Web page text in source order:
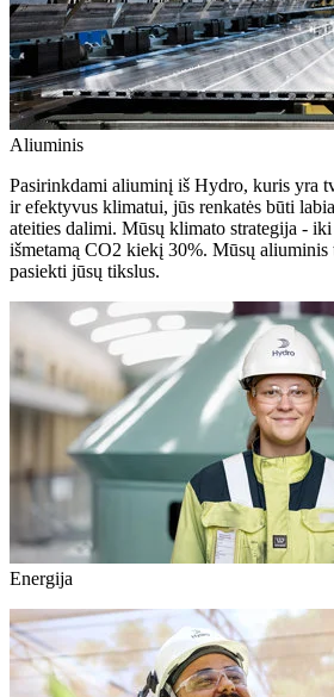
Aliuminis
Pasirinkdami aliuminį iš Hydro, kuris yra
ir efektyvus klimatui, jūs renkatės būti
ateities dalimi. Mūsų klimato strategija -
išmetamą CO2 kiekį 30%. Mūsų aliuminis
pasiekti jūsų tikslus.
Energija